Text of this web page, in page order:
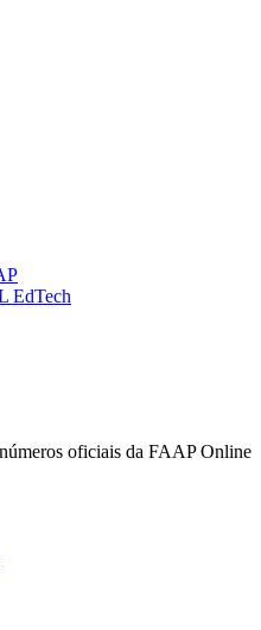
EdTech
oficiais da FAAP Online